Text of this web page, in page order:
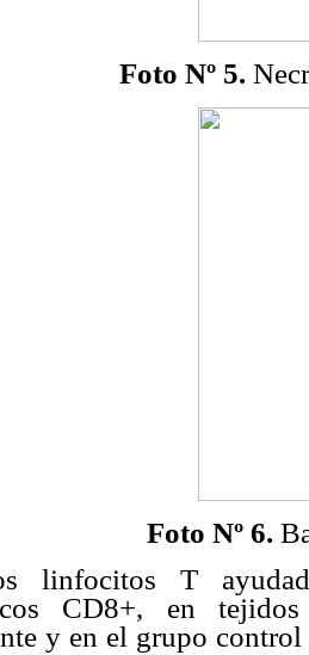
Foto Nº 5.
Foto Nº 6.
linfocitos T
CD8+, en
y en el grupo